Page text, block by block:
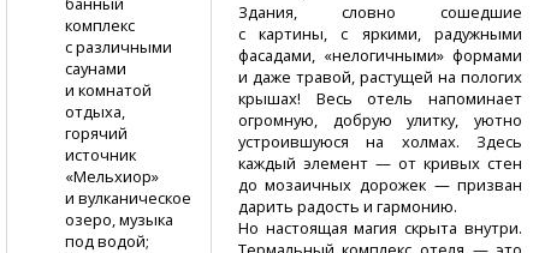
Здания, словно сошедшие
с картины, с яркими, радужными
фасадами, «нелогичными» формами
и даже травой, растущей на пологих
крышах! Весь отель напоминает
огромную, добрую улитку, уютно
устроившуюся на холмах. Здесь
каждый элемент — от кривых стен
до мозаичных дорожек — призван
дарить радость и гармонию.
Но настоящая магия скрыта внутри.
комплекс
с различными
саунами
и комнатой
отдыха,
горячий
источник
«Мельхиор»
и вулканическое
озеро, музыка
под водой;